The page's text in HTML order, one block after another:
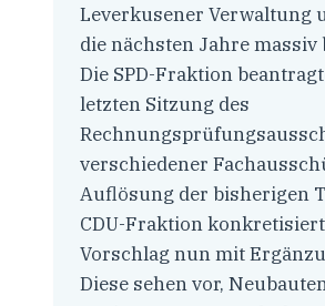
Leverkusener Verwaltung
die nächsten Jahre massiv
Die SPD-Fraktion
letzten Sitzung des
verschiedener
Auflösung der bisherigen
CDU-Fraktion konkretisiert
Vorschlag nun mit
Diese sehen vor,